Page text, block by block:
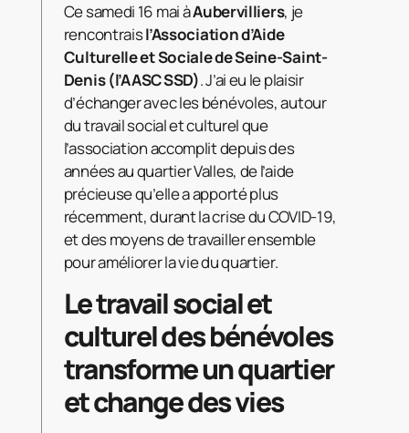
Ce samedi 16 mai àAubervilliers, je
rencontraisl’Association d’Aide
Culturelle et Sociale de Seine-Saint-
Denis (l’AASCSSD). J’ai eu le plaisir
d’échanger avec les bénévoles, autour
du travail social et culturel que
l’association accomplit depuis des
années au quartier Valles, de l’aide
précieuse qu’elle a apporté plus
récemment, durant la crise du COVID-19,
et des moyens de travailler ensemble
pour améliorer la vie du quartier.
Le travail social et
culturel des bénévoles
transforme un quartier
et change des vies